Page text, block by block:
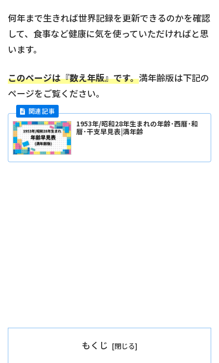
何年まで生きれば世界記録を更新できるのかを確認
して、食事など健康に気を使っていただければと思
います。
このページは『数え年版』です。満年齢版は下記の
ページをご覧ください。
1953年/昭和28年生まれの年齢･西暦･和
暦･干支早見表|満年齢
もくじ